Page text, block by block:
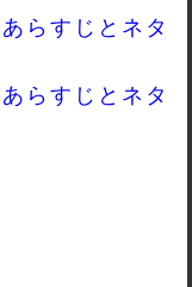
らすじとネタ
らすじとネタ